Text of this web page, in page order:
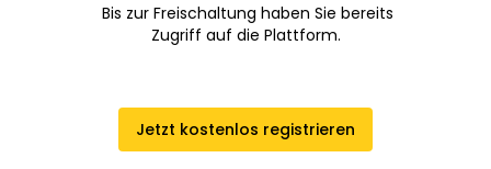
Bis zur Freischaltung haben Sie bereits
Zugriff auf die Plattform.
Jetzt kostenlos registrieren